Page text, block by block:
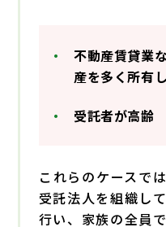
不動産賃貸業
産を多く所有
受託者が高齢
これらのケースで
受託法人を組織し
行い、家族の全員